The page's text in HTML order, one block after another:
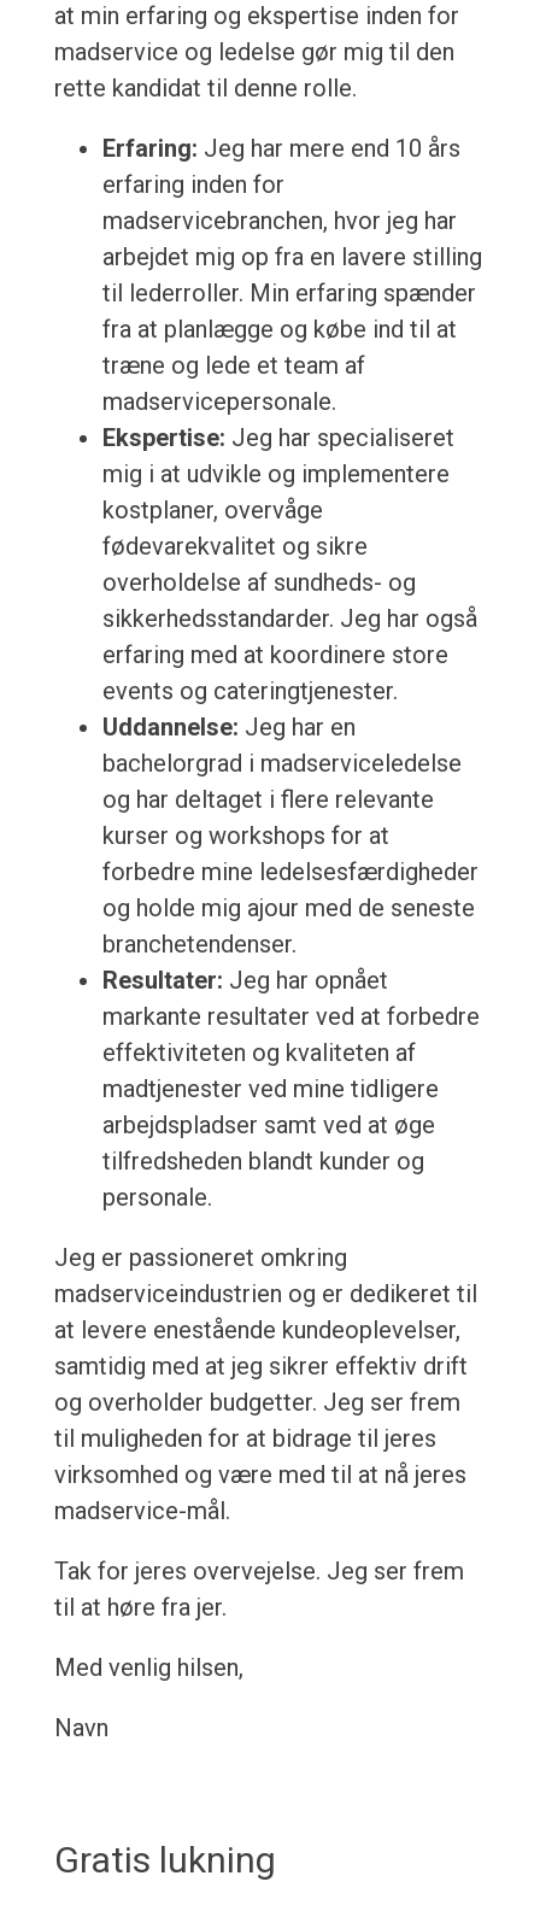
at min erfaring og ekspertise inden for
madservice og ledelse gør mig til den
rette kandidat til denne rolle.
Erfaring: Jeg har mere end 10 års
erfaring inden for
madservicebranchen, hvor jeg har
arbejdet mig op fra en lavere stilling
til lederroller. Min erfaring spænder
fra at planlægge og købe ind til at
træne og lede et team af
madservicepersonale.
Ekspertise: Jeg har specialiseret
mig i at udvikle og implementere
kostplaner, overvåge
fødevarekvalitet og sikre
overholdelse af sundheds- og
sikkerhedsstandarder. Jeg har også
erfaring med at koordinere store
events og cateringtjenester.
Uddannelse: Jeg har en
bachelorgrad i madserviceledelse
og har deltaget i flere relevante
kurser og workshops for at
forbedre mine ledelsesfærdigheder
og holde mig ajour med de seneste
branchetendenser.
Resultater: Jeg har opnået
markante resultater ved at forbedre
effektiviteten og kvaliteten af
madtjenester ved mine tidligere
arbejdspladser samt ved at øge
tilfredsheden blandt kunder og
personale.
Jeg er passioneret omkring
madserviceindustrien og er dedikeret til
at levere enestående kundeoplevelser,
samtidig med at jeg sikrer effektiv drift
og overholder budgetter. Jeg ser frem
til muligheden for at bidrage til jeres
virksomhed og være med til at nå jeres
madservice-mål.
Tak for jeres overvejelse. Jeg ser frem
til at høre fra jer.
Med venlig hilsen,
Navn
Gratis lukning